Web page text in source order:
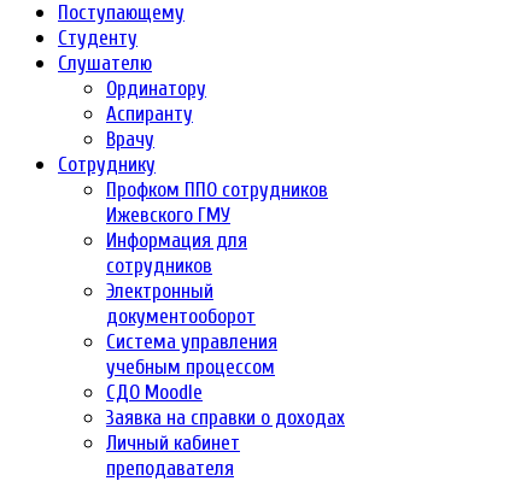
Поступающему
Студенту
Слушателю
Ординатору
Аспиранту
Врачу
Сотруднику
Профком ППО сотрудников
Ижевского ГМУ
Информация для
сотрудников
Электронный
документооборот
Система управления
учебным процессом
СДО Moodle
Заявка на справки о доходах
Личный кабинет
преподавателя